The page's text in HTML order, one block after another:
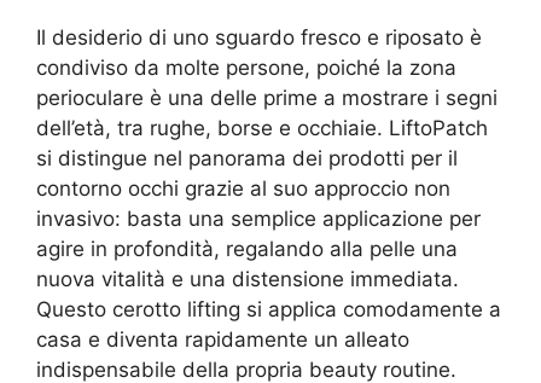
Il desiderio di uno sguardo fresco e riposato è
condiviso da molte persone, poiché la zona
perioculare è una delle prime a mostrare i segni
dell’età, tra rughe, borse e occhiaie. LiftoPatch
si distingue nel panorama dei prodotti per il
contorno occhi grazie al suo approccio non
invasivo: basta una semplice applicazione per
agire in profondità, regalando alla pelle una
nuova vitalità e una distensione immediata.
Questo cerotto lifting si applica comodamente a
casa e diventa rapidamente un alleato
indispensabile della propria beauty routine.